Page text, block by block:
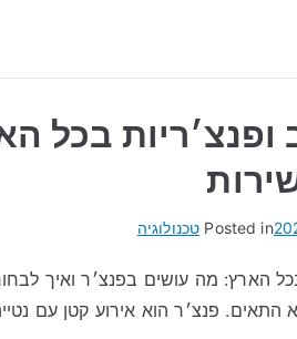
ופנצ׳ריות בכל
Posted in טכנולוגיה
הארץ: מה עושים בפנצ׳ר ואיך
התאים. פנצ׳ר הוא אירוע קטן עם